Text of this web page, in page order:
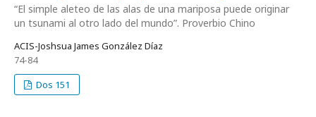
“El simple aleteo de las alas de una mariposa puede originar
un tsunami al otro lado del mundo”. Proverbio Chino
ACIS-Joshsua James González Díaz
74-84
Dos 151